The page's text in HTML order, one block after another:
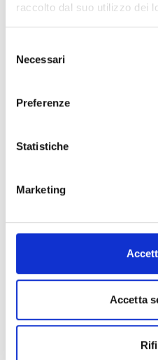
raccolto dal suo utilizzo dei
delNecessari
Preferenze
Statistiche
Marketing
Accetta
informazioni addizionali.
Hai bisogno di maggiori
informazioni sull’Avviso
elettronica:
Conosci Obiettivo